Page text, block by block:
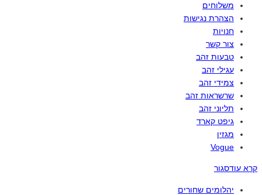
משלוחים
הצהרת נגישות
חנויות
צור קשר
טבעות זהב
עגילי זהב
צמידי זהב
שרשראות זהב
תליוני זהב
גיפט קארד
מגזין
Vogue
קרא עודסגור
יהלומים שחורים